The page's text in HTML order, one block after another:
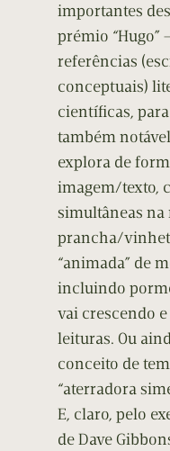
importantes
prémio “Hugo”
referências
conceptuais)
científicas,
também
explora de
imagem/texto,
simultâneas na
prancha/
“animada” de
incluindo
vai crescendo
leituras. Ou
conceito de
“aterradora
E, claro, pelo
de Dave